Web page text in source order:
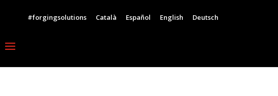
#forgingsolutions Català Español English Deutsch